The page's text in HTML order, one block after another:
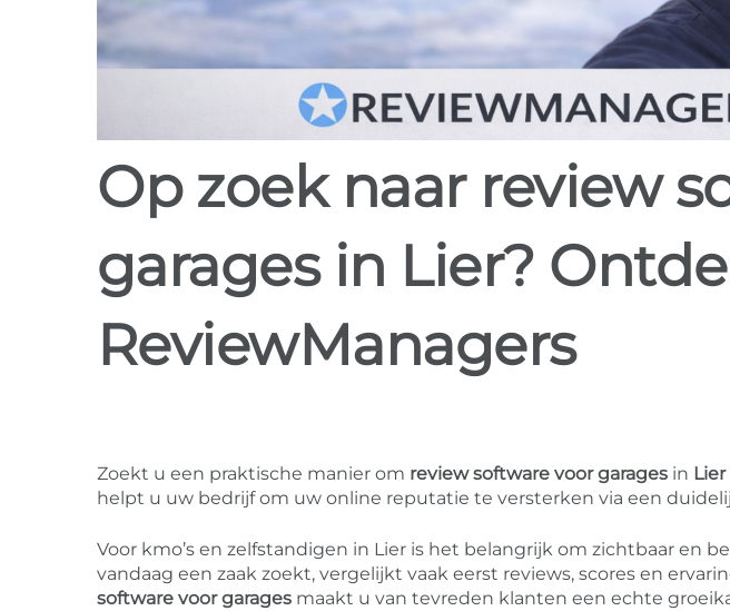
Op zoek naar review software voor
garages in Lier?
ReviewManagers
Zoekt u een praktische manier om review software voor garages in Lier
helpt u uw bedrijf om uw online reputatie te versterken via een
Voor kmo’s en zelfstandigen in Lier is het belangrijk om zichtbaar en
vandaag een zaak zoekt, vergelijkt vaak eerst reviews, scores en
software voor garages maakt u van tevreden klanten een echte